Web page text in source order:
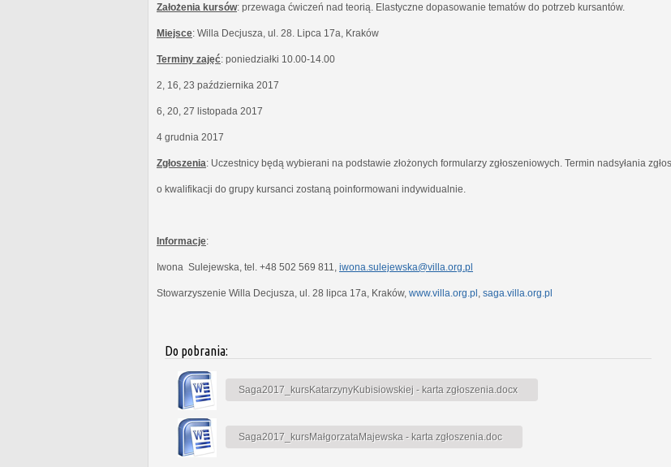
Założenia kursów: przewaga ćwiczeń nad teorią. Elastyczne dopasowanie tematów do potrzeb kursantów.
Miejsce: Willa Decjusza, ul. 28. Lipca 17a, Kraków
Terminy zajęć: poniedziałki 10.00-14.00
2, 16, 23 października 2017
6, 20, 27 listopada 2017
4 grudnia 2017
Zgłoszenia: Uczestnicy będą wybierani na podstawie złożonych formularzy zgłoszeniowych. Termin nadsyłania
o kwalifikacji do grupy kursanci zostaną poinformowani indywidualnie.
Informacje:
Iwona Sulejewska, tel. +48 502 569 811, iwona.sulejewska@villa.org.pl
Stowarzyszenie Willa Decjusza, ul. 28 lipca 17a, Kraków, www.villa.org.pl , saga.villa.org.pl
Do pobrania:
Saga2017_kursKatarzynyKubisiowskiej - karta zgłoszenia.docx
Saga2017_kursMałgorzataMajewska - karta zgłoszenia.doc